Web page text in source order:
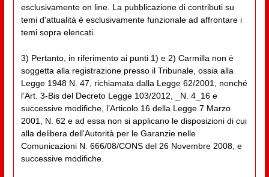
esclusivamente on line. La pubblicazione di contributi su
temi d'attualità è esclusivamente funzionale ad affrontare i
temi sopra elencati.
3) Pertanto, in riferimento ai punti 1) e 2) Carmilla non è
soggetta alla registrazione presso il Tribunale, ossia alla
Legge 1948 N. 47, richiamata dalla Legge 62/2001, nonché
l’Art. 3-Bis del Decreto Legge 103/2012, _N. 4_16 e
successive modifiche, l’Articolo 16 della Legge 7 Marzo
2001, N. 62 e ad essa non si applicano le disposizioni di cui
alla delibera dell'Autorità per le Garanzie nelle
Comunicazioni N. 666/08/CONS del 26 Novembre 2008, e
successive modifiche.